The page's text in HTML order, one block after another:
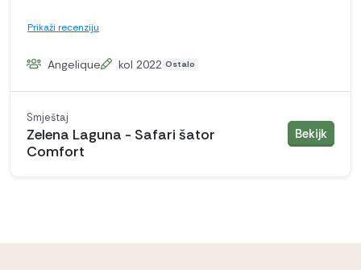
Prikaži recenziju
Angelique kol 2022 Ostalo
Zelena Laguna - Safari šator
Comfort
Smještaj
Bekijk